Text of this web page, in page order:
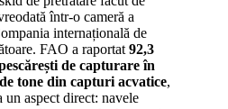
într-o cameră a
internațională de
FAO a raportat 92,3
de capturare în
tone din capturi acvatice,
aspect direct: navele